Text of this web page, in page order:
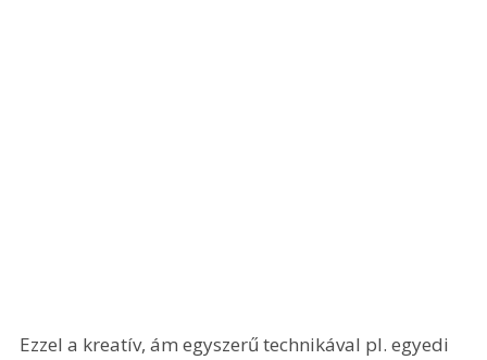
Ezzel a kreatív, ám egyszerű technikával pl. egyedi